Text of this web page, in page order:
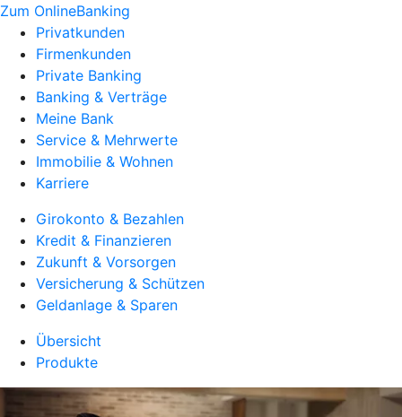
Zum OnlineBanking
Privatkunden
Firmenkunden
Private Banking
Banking & Verträge
Meine Bank
Service & Mehrwerte
Immobilie & Wohnen
Karriere
Girokonto & Bezahlen
Kredit & Finanzieren
Zukunft & Vorsorgen
Versicherung & Schützen
Geldanlage & Sparen
Übersicht
Produkte